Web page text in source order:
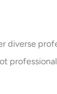
diverse